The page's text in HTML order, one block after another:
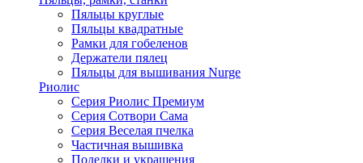
Пяльцы круглые
Пяльцы квадратные
Рамки для гобеленов
Держатели пялец
Пяльцы для вышивания Nurge
Риолис
Серия Риолис Премиум
Серия Сотвори Сама
Серия Веселая пчелка
Частичная вышивка
Поделки и украшения